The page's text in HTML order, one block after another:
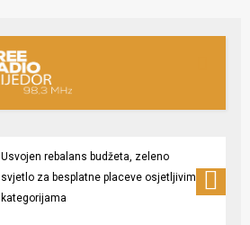
Usvojen rebalans budžeta, zeleno
svjetlo za besplatne placeve osjetljivim
kategorijama